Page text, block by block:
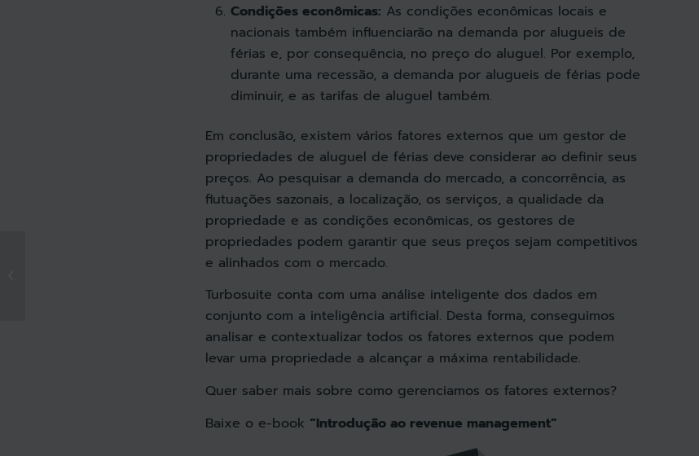
Condições econômicas: As condições econômicas locais e
nacionais também influenciarão na demanda por alugueis de
férias e, por consequência, no preço do aluguel. Por exemplo,
durante uma recessão, a demanda por alugueis de férias pode
diminuir, e as tarifas de aluguel também.
Em conclusão, existem vários fatores externos que um gestor de
propriedades de aluguel de férias deve considerar ao definir seus
preços. Ao pesquisar a demanda do mercado, a concorrência, as
flutuações sazonais, a localização, os serviços, a qualidade da
propriedade e as condições econômicas, os gestores de
propriedades podem garantir que seus preços sejam competitivos
e alinhados com o mercado.
Turbosuite conta com uma análise inteligente dos dados em
conjunto com a inteligência artificial. Desta forma, conseguimos
analisar e contextualizar todos os fatores externos que podem
levar uma propriedade a alcançar a máxima rentabilidade.
Quer saber mais sobre como gerenciamos os fatores externos?
Baixe o e-book “Introdução ao revenue management”